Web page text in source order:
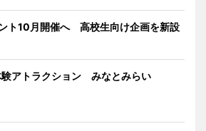
ト10月開催へ 高校生向け企画を新設
験アトラクション みなとみらい